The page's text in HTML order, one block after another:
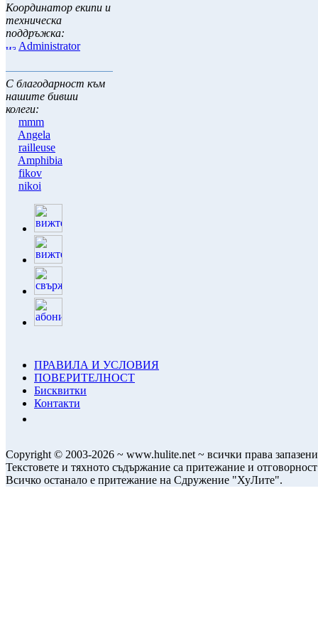
Координатор екипи и
техническа
поддръжка:
Administrator
С благодарност към
нашите бивши
колеги:
mmm
Angela
railleuse
Amphibia
fikov
nikoi
ПРАВИЛА И УСЛОВИЯ
ПОВЕРИТЕЛНОСТ
Бисквитки
Контакти
Copyright © 2003-2026 ~ www.hulite.net ~ всички права
Текстовете и тяхното съдържание са притежание и
Всичко останало е притежание на Сдружение "ХуЛите".